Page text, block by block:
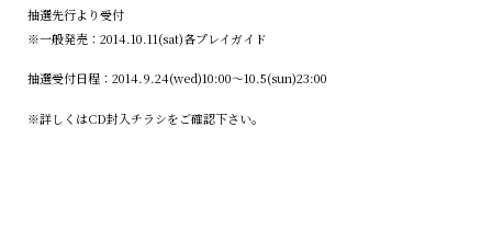
抽選先行より受付
※一般発売：2014.10.11(sat)各プレイガイド
抽選受付日程：2014.9.24(wed)10:00～10.5(sun)23:00
※詳しくはCD封入チラシをご確認下さい。